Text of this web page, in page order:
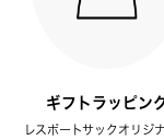
ギフトラッピン
レスポートサックオリジ